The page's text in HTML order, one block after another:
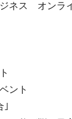
ネス オンラ
ント
｣